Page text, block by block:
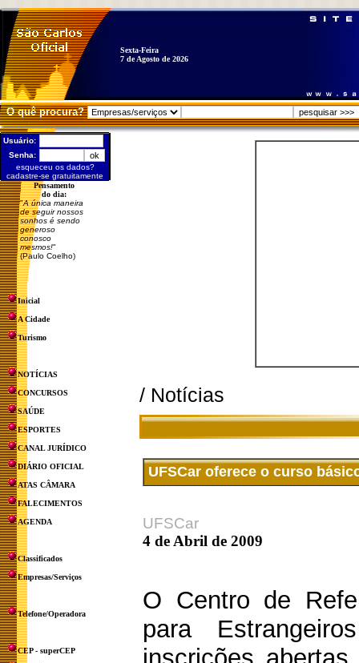
Sexta-Feira
7 de Agosto de 2026
O quê procura?
Usuário:
Senha:
esqueceu os dados?
cadastre-se gratuitamente
Pensamento
do dia:
"A única maneira
de seguir nossos
sonhos é sendo
generoso
conosco
mesmos!"
(Paulo Coelho)
Inicial
A Cidade
Turismo
NOTÍCIAS
CONCURSOS
SAÚDE
ESPORTES
CANAL JURÍDICO
DIÁRIO OFICIAL
ATAS CÂMARA
FALECIMENTOS
AGENDA
Classificados
Empresas/Serviços
Telefone/Operadora
CEP - superCEP
/ Notícias
UFSCar oferece o curso
UFSCar
4 de Abril de 2009
O Centro de
para